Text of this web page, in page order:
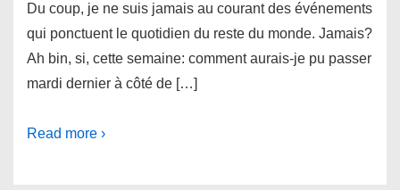
Du coup, je ne suis jamais au courant des événements
qui ponctuent le quotidien du reste du monde. Jamais?
Ah bin, si, cette semaine: comment aurais-je pu passer
mardi dernier à côté de […]
Read more ›